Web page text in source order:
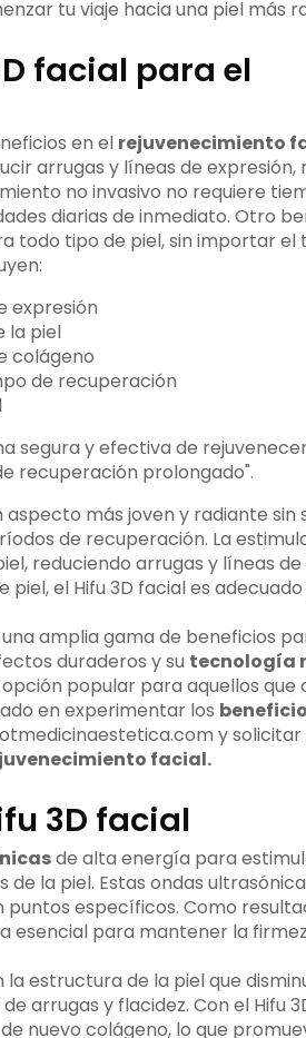
tu viaje hacia una piel más
facial para el
en el rejuvenecimiento
arrugas y líneas de
no invasivo no requiere
diarias de inmediato. Otro
todo tipo de piel, sin importar el
expresión
la piel
colágeno
de recuperación
segura y efectiva de
recuperación prolongado".
aspecto más joven y radiante
de recuperación. La
reduciendo arrugas y líneas
el Hifu 3D facial es
amplia gama de beneficios
duraderos y su tecnología
popular para aquellos que
en experimentar los
y
facial.
3D facial
de alta energía para
la piel. Estas ondas
específicos. Como
esencial para mantener la
estructura de la piel que
arrugas y flacidez. Con el Hifu
nuevo colágeno, lo que